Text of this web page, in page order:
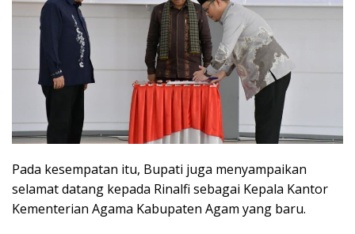
Pada kesempatan itu, Bupati juga menyampaikan
selamat datang kepada Rinalfi sebagai Kepala Kantor
Kementerian Agama Kabupaten Agam yang baru.